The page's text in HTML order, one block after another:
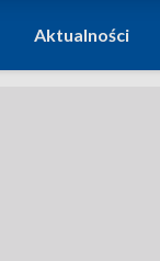
Aktualności